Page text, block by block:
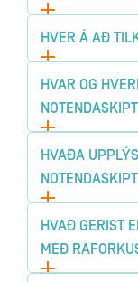
HVER Á AÐ
HVAR OG
HVAÐA
HVAÐ GERIST
MEÐ